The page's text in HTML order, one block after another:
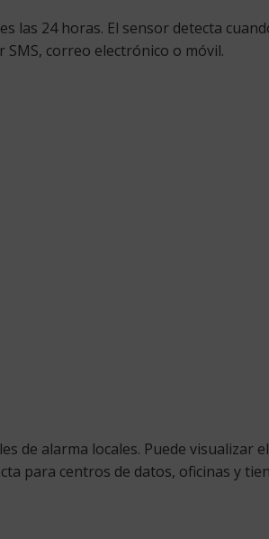
las 24 horas. El sensor detecta
correo electrónico o móvil.
de alarma locales. Puede visualizar
para centros de datos, oficinas y